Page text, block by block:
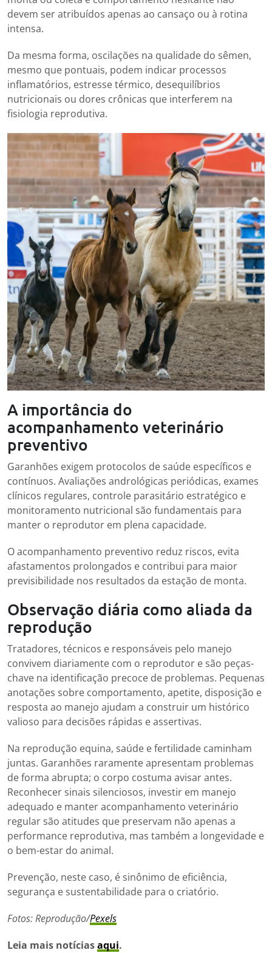
devem ser atribuídos apenas ao cansaço ou à rotina
intensa.
Da mesma forma, oscilações na qualidade do sêmen,
mesmo que pontuais, podem indicar processos
inflamatórios, estresse térmico, desequilíbrios
nutricionais ou dores crônicas que interferem na
fisiologia reprodutiva.
A importância do
acompanhamento veterinário
preventivo
Garanhões exigem protocolos de saúde específicos e
contínuos. Avaliações andrológicas periódicas, exames
clínicos regulares, controle parasitário estratégico e
monitoramento nutricional são fundamentais para
manter o reprodutor em plena capacidade.
O acompanhamento preventivo reduz riscos, evita
afastamentos prolongados e contribui para maior
previsibilidade nos resultados da estação de monta.
Observação diária como aliada da
reprodução
Tratadores, técnicos e responsáveis pelo manejo
convivem diariamente com o reprodutor e são peças-
chave na identificação precoce de problemas. Pequenas
anotações sobre comportamento, apetite, disposição e
resposta ao manejo ajudam a construir um histórico
valioso para decisões rápidas e assertivas.
Na reprodução equina, saúde e fertilidade caminham
juntas. Garanhões raramente apresentam problemas
de forma abrupta; o corpo costuma avisar antes.
Reconhecer sinais silenciosos, investir em manejo
adequado e manter acompanhamento veterinário
regular são atitudes que preservam não apenas a
performance reprodutiva, mas também a longevidade e
o bem-estar do animal.
Prevenção, neste caso, é sinônimo de eficiência,
segurança e sustentabilidade para o criatório.
Fotos: Reprodução/Pexels
Leia mais notíciasaqui.